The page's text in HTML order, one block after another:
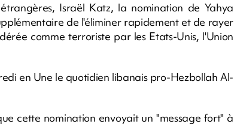
Israël Katz, la nomination de Yahya
de l'éliminer rapidement et de rayer
comme terroriste par les Etats-Unis, l'Union
en Une le quotidien libanais pro-Hezbollah Al-
cette nomination envoyait un "message fort" à